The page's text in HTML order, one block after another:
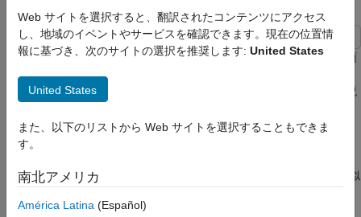
Curve Fitting Toolbox
近似の後処理
近似のプログラムによる比較
データの読み込みとプロット
2 次多項式の作成とプロット
残差のプロットによる近似の評価
データ範囲外の近似の検証
この例では、Curve Fitting Toolbox™ を使用して 6 次までの多項
式による国勢調査データへの近似および比較方法を示します。ま
た、単項指数方程式で近似し、多項式モデルと比較する方法も説
データを読み込み、異なるライブラリ モデルを使用して近似
Web サイトを選択すると、翻訳されたコンテンツにアクセス
し、地域のイベントやサービスを確認できます。現在の位置情
報に基づき、次のサイトの選択を推奨します: United States
United States
また、以下のリストから Web サイトを選択することもできま
す。
南北アメリカ
América Latina (Español)